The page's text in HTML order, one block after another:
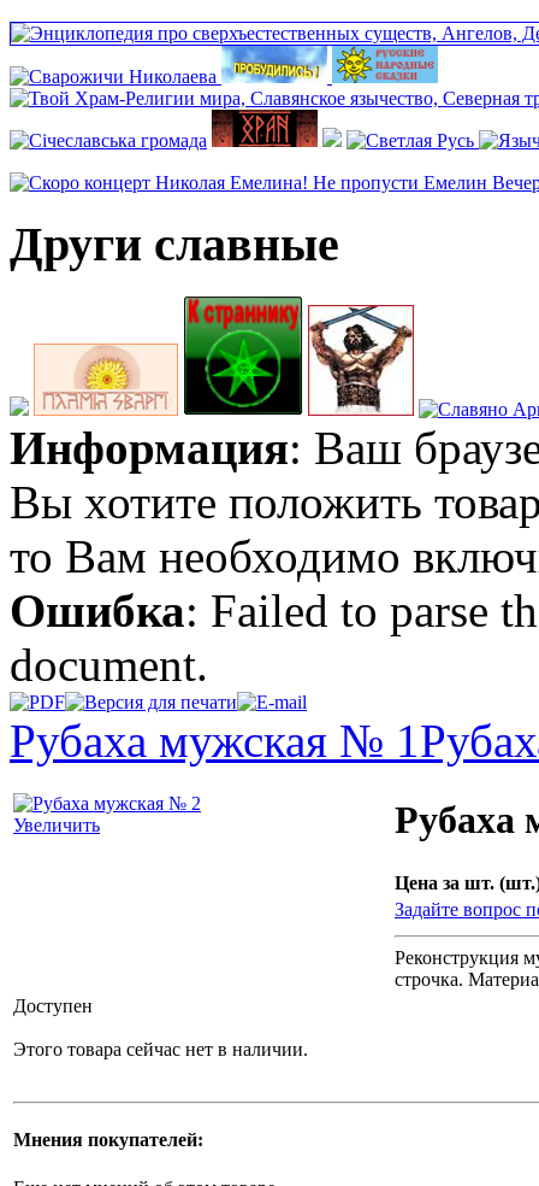
Други славные
Информация: Ваш
Вы хотите положить
то Вам необходимо
Ошибка: Failed to parse
document.
Рубаха мужская № 1
Увеличить Рубаха
Цена за шт.
Задайте вопрос
Реконструкция
строчка.
Доступен
Этого товара сейчас нет в наличии.
Мнения покупателей: